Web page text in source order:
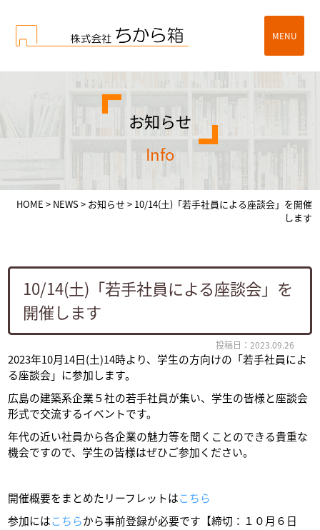
MENU
お知らせ
info
HOME > NEWS > お知らせ > 10/14(土)「若手社員による座談会」を開催
します
10/14(土)「若手社員による座談会」を
開催します
投稿日：2023.09.26
2023年10月14日(土)14時より、学生の方向けの「若手社員によ
る座談会」に参加します。
広島の建築系企業５社の若手社員が集い、学生の皆様と座談会
形式で交流するイベントです。
年代の近い社員から各企業の魅力等を聞くことのできる貴重な
機会ですので、学生の皆様はぜひご参加ください。
開催概要をまとめたリーフレットはこちら
参加にはこちらから事前登録が必要です【締切：１０月６日